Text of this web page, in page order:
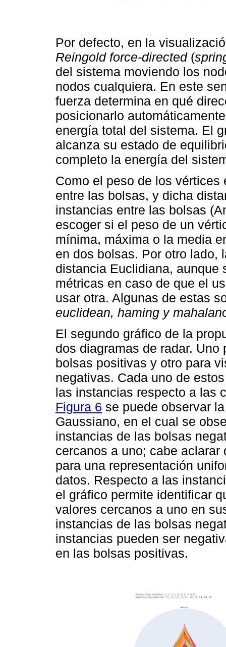
Por defecto, en la
Reingold force-directed(
del sistema moviendo los
nodos cualquiera. En este
fuerza determina en qué
posicionarlo
energía total del sistema. El
alcanza su estado de
completo la energía del
Como el peso de los
entre las bolsas, y dicha
instancias entre las bolsas
escoger si el peso de un
mínima, máxima o la media
en dos bolsas. Por otro lado,
distancia Euclidiana, aunque
métricas en caso de que el
usar otra. Algunas de estas
euclidean, haming y
El segundo gráfico de la
dos diagramas de radar.
bolsas positivas y otro para
negativas. Cada uno de
las instancias respecto a las
Figura 6 se puede observar
Gaussiano, en el cual se
instancias de las bolsas
cercanos a uno; cabe
para una representación
datos. Respecto a las
el gráfico permite identificar
valores cercanos a uno en
instancias de las bolsas
instancias pueden ser
en las bolsas positivas.